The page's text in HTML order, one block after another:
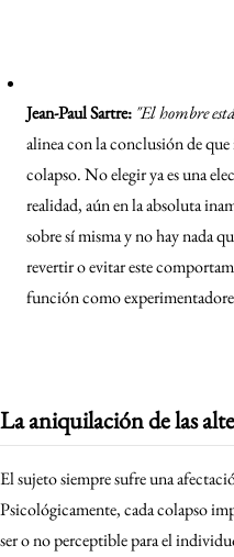
Jean-Paul Sartre: "El hombre
alinea con la conclusión de
colapso. No elegir ya es una
realidad, aún en la absoluta
sobre sí misma y no hay nada
revertir o evitar este
función como
La aniquilación de las
El sujeto siempre sufre una
Psicológicamente, cada colapso
ser o no perceptible para el